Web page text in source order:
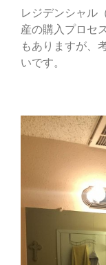
レジデンシャル
産の購入プロセ
もありますが、
いです。